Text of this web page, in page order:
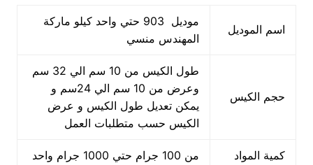
اسم الموديل
موديل 903 حتي واحد كيلو ماركة
المهندس منسي
حجم الكيس
طول الكيس من 10 سم الي 32 سم
وعرض من 10 سم الي 24سم و
يمكن تعديل طول الكيس و عرض
الكيس حسب متطلبات العمل
كمية المواد
من 100 جرام حتي 1000 جرام واحد